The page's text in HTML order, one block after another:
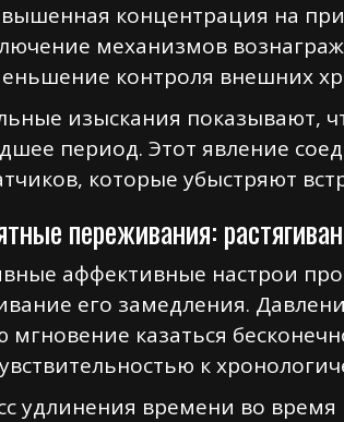
концентрация на
механизмов
контроля внешних
изыскания показывают,
период. Этот явление
которые убыстряют
переживания:
аффективные настрои
его замедления.
мгновение казаться
к
удлинения времени во